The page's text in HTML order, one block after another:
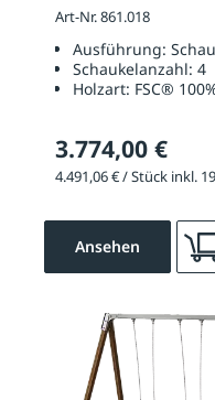
Art-Nr. 861.018
Ausführung:
Schaukelanzahl: 4
Holzart: FSC®
3.774,00 €
Ansehen